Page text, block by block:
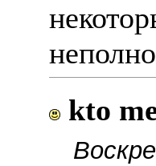
kto